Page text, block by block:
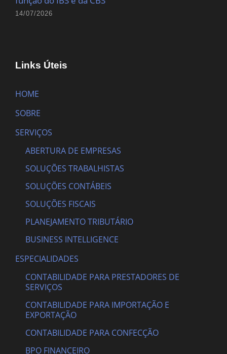
14/07/2026
Links Úteis
HOME
SOBRE
SERVIÇOS
ABERTURA DE EMPRESAS
SOLUÇÕES TRABALHISTAS
SOLUÇÕES CONTÁBEIS
SOLUÇÕES FISCAIS
PLANEJAMENTO TRIBUTÁRIO
BUSINESS INTELLIGENCE
ESPECIALIDADES
CONTABILIDADE PARA PRESTADORES DE
SERVIÇOS
CONTABILIDADE PARA IMPORTAÇÃO E
EXPORTAÇÃO
CONTABILIDADE PARA CONFECÇÃO
BPO FINANCEIRO